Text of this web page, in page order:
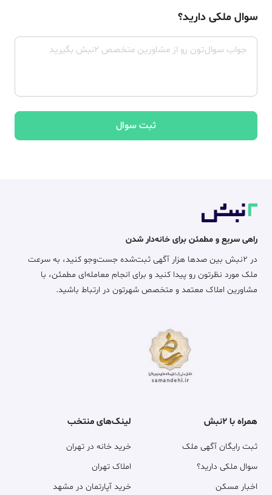
سوال ملکی دارید؟
ثبت سوال
راهی سریع و مطمئن برای خانه‌دار شدن
در ۲نبش بین صدها هزار آگهی ثبت‌شده جست‌وجو کنید، به سرعت
ملک مورد نظرتون رو پیدا کنید و برای انجام معامله‌ای مطمئن، با
مشاورین املاک معتمد و متخصص شهرتون در ارتباط باشید.
همراه با ۲نبش
ثبت رایگان آگهی ملک
سوال ملکی دارید؟
اخبار مسکن
لینک‌های منتخب
خرید خانه در تهران
املاک تهران
خرید آپارتمان در مشهد